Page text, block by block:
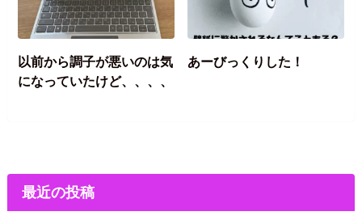
以前から調子が悪いのは気
になっていたけど、、、、
あーびっくりした！
最近の投稿